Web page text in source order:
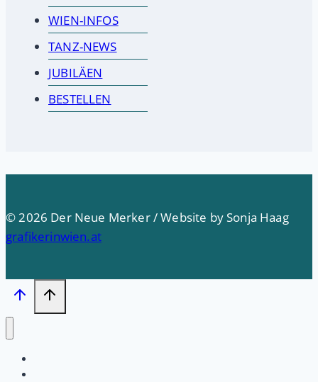
WIEN-INFOS
TANZ-NEWS
JUBILÄEN
BESTELLEN
© 2026 Der Neue Merker / Website by Sonja Haag
grafikerinwien.at